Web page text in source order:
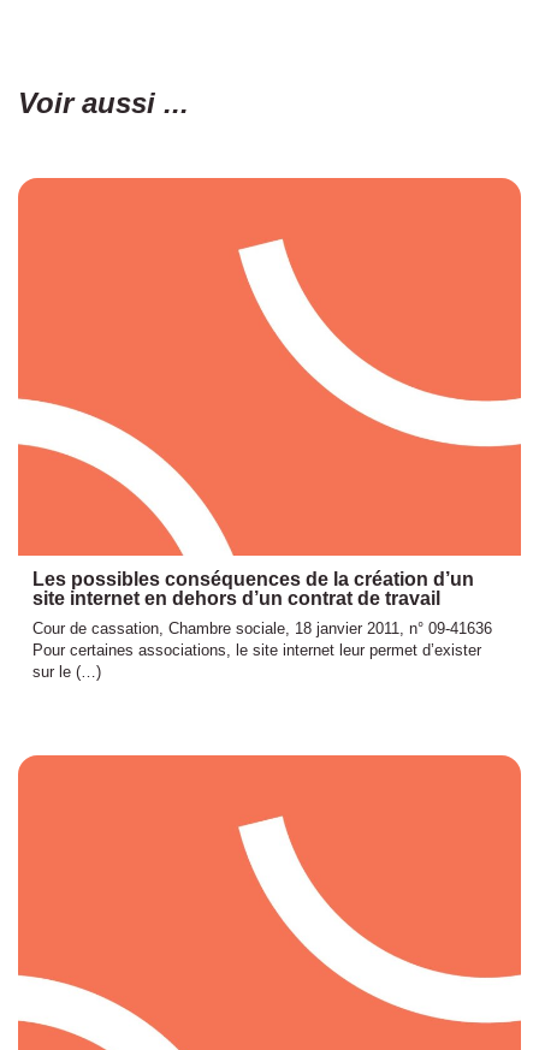
Voir aussi ...
Les possibles conséquences de la création d’un
site internet en dehors d’un contrat de travail
Cour de cassation, Chambre sociale, 18 janvier 2011, n° 09-41636
Pour certaines associations, le site internet leur permet d’exister
sur le (…)